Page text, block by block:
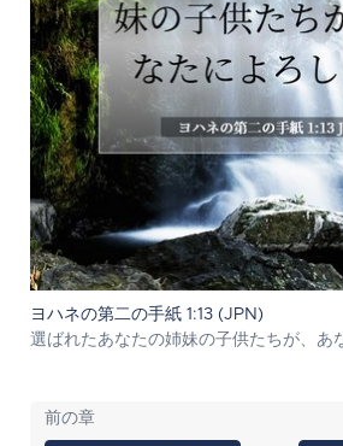
ヨハネの第二の手紙 1:13 (JPN)
選ばれたあなたの姉妹の子供たちが、あ
前の章